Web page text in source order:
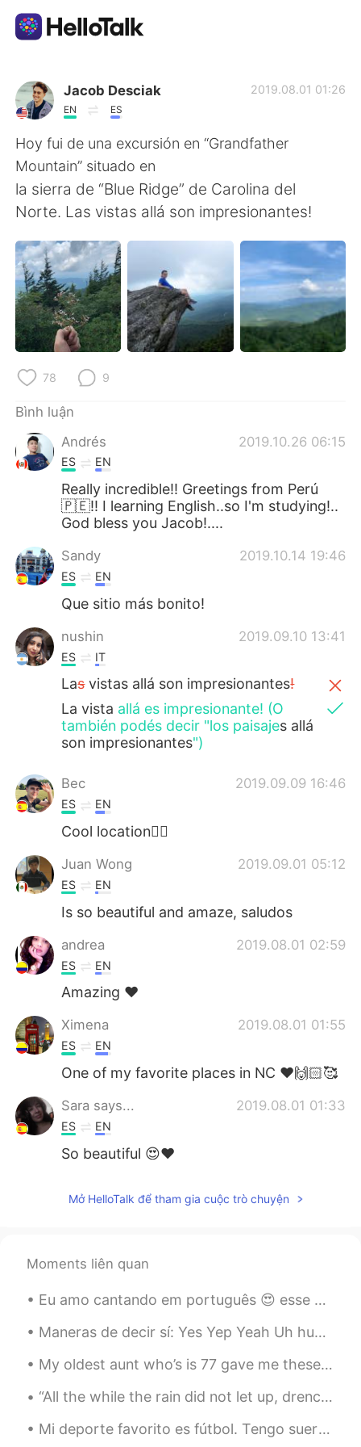
Ứng dụng trao đổi ngôn ngữ
AI Grammar Checker
Tiếng Việt
English 简体中文
繁體中文 Español
العربية Français
Deutsch
한국어
ไทย
Italiano Türkçe
Português
Jacob Desciak
EN ES
2019.08.01 01:26
Hoy fui de una excursión en “Grandfather
Mountain” situado en
la sierra de “Blue Ridge” de Carolina del
Norte. Las vistas allá son impresionantes!
78 9
Bình luận
Andrés
2019.10.26 06:15
ES EN
Really incredible!! Greetings from Perú
🇵🇪!! I learning English..so I'm studying!..
God bless you Jacob!....
Sandy 2019.10.14 19:46
ES EN
Que sitio más bonito!
nushin 2019.09.10 13:41
ES IT
Lasvistas allá son impresionantes!
La vista allá es impresionante! (O
también podés decir "los paisajes allá
son impresionantes")
Bec 2019.09.09 16:46
ES EN
Cool location👌🏻
Juan Wong 2019.09.01 05:12
ES EN
Is so beautiful and amaze, saludos
andrea 2019.08.01 02:59
ES EN
Amazing ❤
Ximena 2019.08.01 01:55
ES EN
One of my favorite places in NC ❤️🙌🏻🥰
Sara says... 2019.08.01 01:33
ES EN
So beautiful 😍❤
ES EN
Mở HelloTalk để tham gia cuộc trò chuyện
Moments liên quan
Eu amo cantando em português 😍 esse é um vídeo que eu fiz! Quero fazer mais vídeos tipo esse 😊 h...
Maneras de decir sí: Yes Yep Yeah Uh huh Mhm Yup Yessir Sure Sure thing No problem All right Oka...
My oldest aunt who’s is 77 gave me these flowers (picture not mines) . She said for me to offer i...
“All the while the rain did not let up, drenching the world in a cold chill.” ~Haruki Murakami, “...
Mi deporte favorito es fútbol. Tengo suerte porque la semana pasado, estuve en Nice y fui a OGC N...